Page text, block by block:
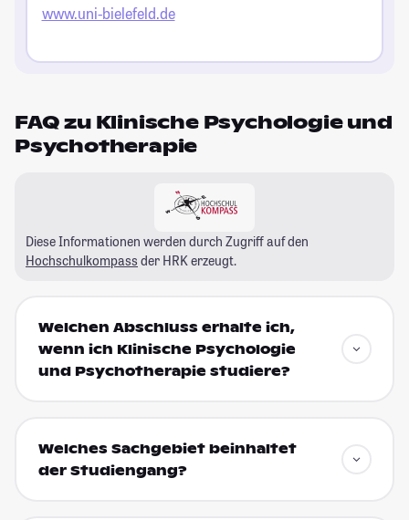
www.uni-bielefeld.de
FAQ zu Klinische Psychologie und
Psychotherapie
Diese Informationen werden durch Zugriff auf den
Hochschulkompass der HRK erzeugt.
Welchen Abschluss erhalte ich,
wenn ich Klinische Psychologie
und Psychotherapie studiere?
Welches Sachgebiet beinhaltet
der Studiengang?